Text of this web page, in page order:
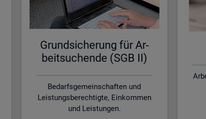
Grund­si­che­rung für Ar­
beit­su­chen­de (SGB II)
Bedarfsgemeinschaften und
Leistungsberechtigte, Einkommen
und Leistungen.